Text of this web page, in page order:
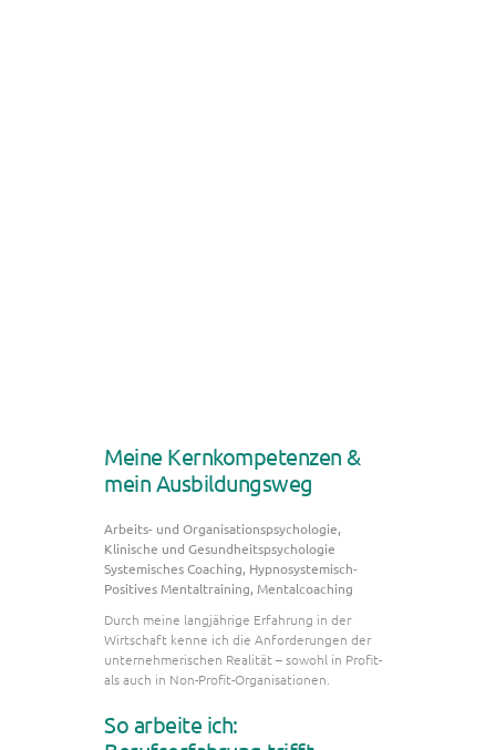
Meine Kernkompetenzen &
mein Ausbildungsweg
Arbeits- und Organisationspsychologie,
Klinische und Gesundheitspsychologie
Systemisches Coaching, Hypnosystemisch-
Positives Mentaltraining, Mentalcoaching
Durch meine langjährige Erfahrung in der
Wirtschaft kenne ich die Anforderungen der
unternehmerischen Realität – sowohl in Profit-
als auch in Non-Profit-Organisationen.
So arbeite ich: